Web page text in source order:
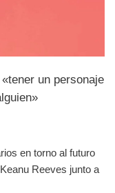
un personaje
en torno al futuro
Reeves junto a